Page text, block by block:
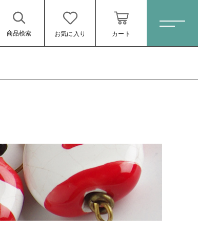
商品検索 お気に入り カート
HINOKI（土佐ヒノキ）シリーズ
サステナブル歯ブラシ・歯磨き粉
洗剤・食器用石鹸
タオル/ハンカチ